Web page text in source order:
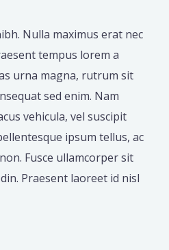
Nulla maximus erat nec
tempus lorem a
urna magna, rutrum sit
sed enim. Nam
vehicula, vel suscipit
ipsum tellus, ac
Fusce ullamcorper sit
Praesent laoreet id nisl